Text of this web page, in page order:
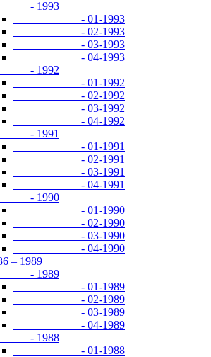
1993
- 01-1993
- 02-1993
- 03-1993
- 04-1993
1992
- 01-1992
- 02-1992
- 03-1992
- 04-1992
1991
- 01-1991
- 02-1991
- 03-1991
- 04-1991
1990
- 01-1990
- 02-1990
- 03-1990
- 04-1990
– 1989
1989
- 01-1989
- 02-1989
- 03-1989
- 04-1989
1988
- 01-1988